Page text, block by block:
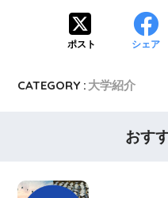
ポスト シェア
CATEGORY : 大学紹介
おす